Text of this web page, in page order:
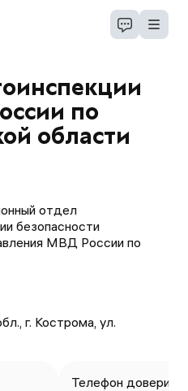
по
области
отдел
безопасности
МВД России по
г. Кострома, ул.
Телефон доверия